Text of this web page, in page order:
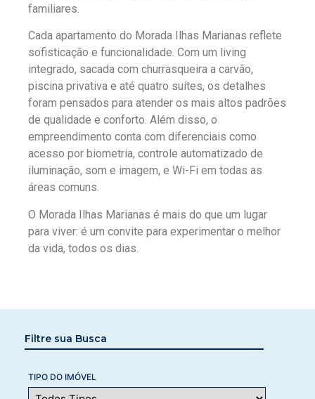
Filtre sua Busca
TIPO DO IMÓVEL
familiares.
Cada apartamento do Morada Ilhas Marianas reflete
sofisticação e funcionalidade. Com um living
integrado, sacada com churrasqueira a carvão,
piscina privativa e até quatro suítes, os detalhes
foram pensados para atender os mais altos padrões
de qualidade e conforto. Além disso, o
empreendimento conta com diferenciais como
acesso por biometria, controle automatizado de
iluminação, som e imagem, e Wi-Fi em todas as
áreas comuns.
O Morada Ilhas Marianas é mais do que um lugar
para viver: é um convite para experimentar o melhor
da vida, todos os dias.